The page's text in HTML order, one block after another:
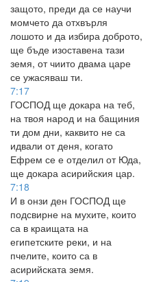
защото, преди да се научи
момчето да отхвърля
лошото и да избира доброто,
ще бъде изоставена тази
земя, от чиито двама царе
се ужасяваш ти.
7:17
ГОСПОД ще докара на теб,
на твоя народ и на бащиния
ти дом дни, каквито не са
идвали от деня, когато
Ефрем се е отделил от Юда,
ще докара асирийския цар.
7:18
И в онзи ден ГОСПОД ще
подсвирне на мухите, които
са в краищата на
египетските реки, и на
пчелите, които са в
асирийската земя.